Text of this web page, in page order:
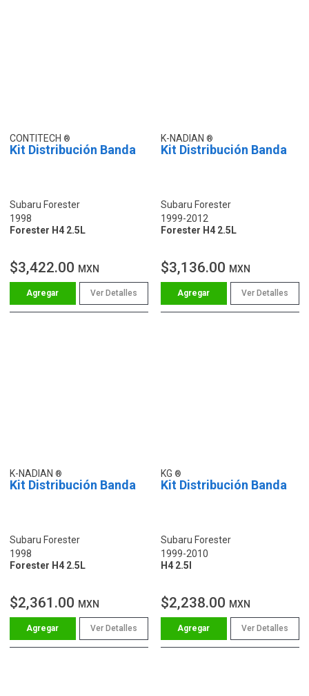
CONTITECH
Kit Distribución Banda
Subaru Forester
1998
Forester H4 2.5L
$3,422.00 MXN
Ver Detalles
K-NADIAN
Kit Distribución Banda
Subaru Forester
1999-2012
Forester H4 2.5L
$3,136.00 MXN
Ver Detalles
K-NADIAN
Kit Distribución Banda
Subaru Forester
1998
Forester H4 2.5L
$2,361.00 MXN
Ver Detalles
KG
Kit Distribución Banda
Subaru Forester
1999-2010
H4 2.5l
$2,238.00 MXN
Ver Detalles